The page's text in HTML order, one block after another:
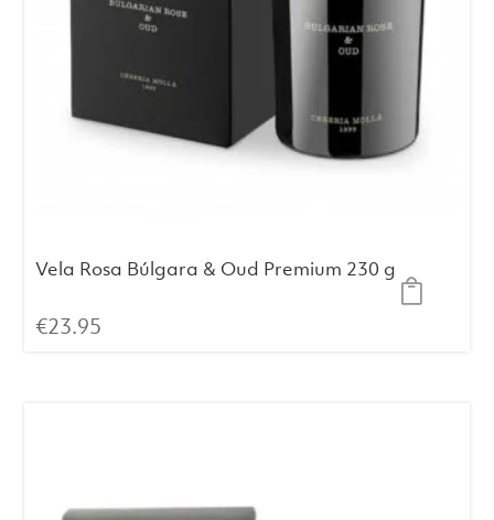
Vela Rosa Búlgara & Oud Premium 230 g
€23.95